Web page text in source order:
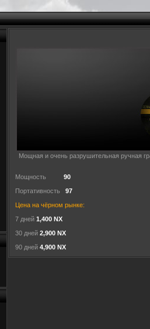
Мощная и очень разрушительная ручная
Мощность 90
Портативность 97
Цена на чёрном рынке:
7 дней 1,400 NX
30 дней 2,900 NX
90 дней 4,900 NX